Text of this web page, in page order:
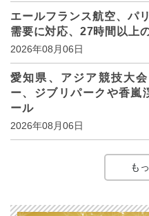
エールフランス航空、パ
需要に対応、27時間以上
2026年08月06日
愛知県、アジア競技大
ー、ジブリパークや香嵐
ール
2026年08月06日
も